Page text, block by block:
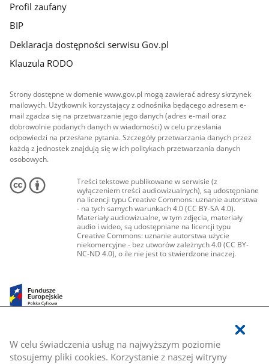
W celu świadczenia usług na najwyższym poziomie
stosujemy pliki cookies. Korzystanie z naszej witryny
Profil zaufany
BIP
Deklaracja dostępności serwisu Gov.pl
Klauzula RODO
Strony dostępne w domenie www.gov.pl mogą zawierać adresy skrzynek
mailowych. Użytkownik korzystający z odnośnika będącego adresem e-
mail zgadza się na przetwarzanie jego danych (adres e-mail oraz
dobrowolnie podanych danych w wiadomości) w celu przesłania
odpowiedzi na przesłane pytania. Szczegóły przetwarzania danych przez
każdą z jednostek znajdują się w ich politykach przetwarzania danych
osobowych.
Treści tekstowe publikowane w serwisie (z
wyłączeniem treści audiowizualnych), są udostępniane
na licencji typu Creative Commons: uznanie autorstwa
- na tych samych warunkach 4.0 (CC BY-SA 4.0).
Materiały audiowizualne, w tym zdjęcia, materiały
audio i wideo, są udostępniane na licencji typu
Creative Commons: uznanie autorstwa użycie
niekomercyjne - bez utworów zależnych 4.0 (CC BY-
NC-ND 4.0), o ile nie jest to stwierdzone inaczej.